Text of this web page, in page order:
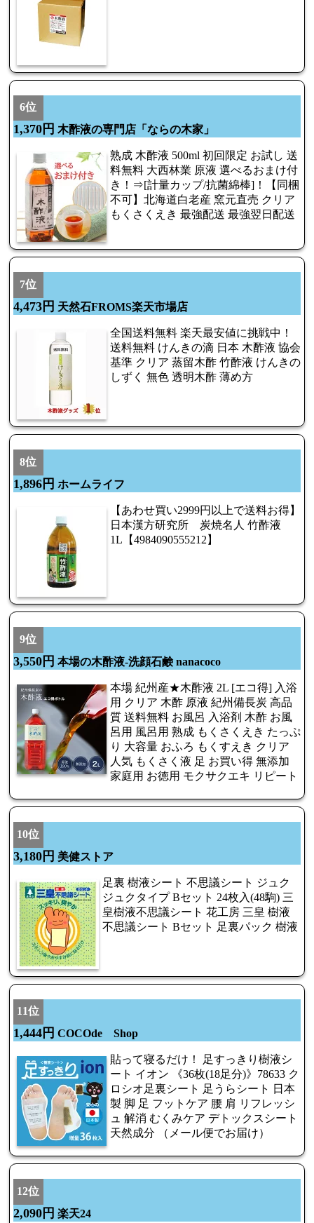
6位
1,370円 木酢液の専門店「ならの木家」
熟成 木酢液 500ml 初回限定 お試し 送
料無料 大西林業 原液 選べるおまけ付
き！⇒[計量カップ/抗菌綿棒]！【同梱
不可】北海道白老産 窯元直売 クリア
もくさくえき 最強配送 最強翌日配送
7位
4,473円 天然石FROMS楽天市場店
全国送料無料 楽天最安値に挑戦中！
送料無料 けんきの滴 日本 木酢液 協会
基準 クリア 蒸留木酢 竹酢液 けんきの
しずく 無色 透明木酢 薄め方
8位
1,896円 ホームライフ
【あわせ買い2999円以上で送料お得】
日本漢方研究所 炭焼名人 竹酢液
1L【4984090555212】
9位
3,550円 本場の木酢液-洗顔石鹸 nanacoco
本場 紀州産★木酢液 2L [エコ得] 入浴
用 クリア 木酢 原液 紀州備長炭 高品
質 送料無料 お風呂 入浴剤 木酢 お風
呂用 風呂用 熟成 もくさくえき たっぷ
り 大容量 おふろ もくすえき クリア
人気 もくさく液 足 お買い得 無添加
家庭用 お徳用 モクサクエキ リピート
10位
3,180円 美健ストア
足裏 樹液シート 不思議シート ジュク
ジュクタイプ Bセット 24枚入(48駒) 三
皇樹液不思議シート 花工房 三皇 樹液
不思議シート Bセット 足裏パック 樹液
11位
1,444円 COCOde Shop
貼って寝るだけ！ 足すっきり樹液シ
ート イオン 《36枚(18足分)》78633 ク
ロシオ足裏シート 足うらシート 日本
製 脚 足 フットケア 腰 肩 リフレッシ
ュ 解消 むくみケア デトックスシート
天然成分 （メール便でお届け）
12位
2,090円 楽天24